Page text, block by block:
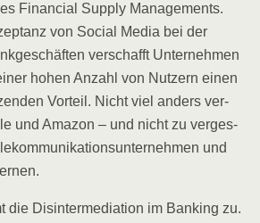
Finan­cial Sup­p­ly Manage­ments.
von Social Media bei der
ver­schafft Unter­neh­men
hohen Anzahl von Nut­zern einen
Vor­teil. Nicht viel anders ver­
und Ama­zon – und nicht zu ver­ges­
und
die Dis­in­ter­me­dia­ti­on im Ban­king zu.